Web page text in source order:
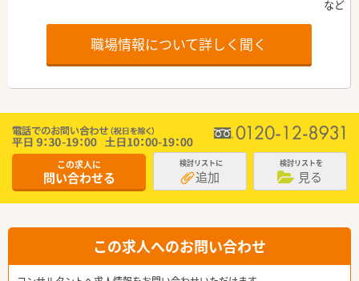
職場情報について詳しく聞く
この求人に
問い合わせる
検討リストに
追加
検討リストを
見る
この求人へのお問い合わせ